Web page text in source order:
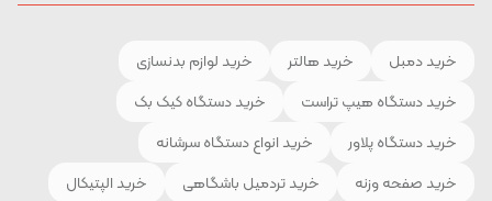
خرید دمبل خرید هالتر
خرید لوازم بدنسازی
خرید دستگاه هیپ تراست
خرید دستگاه کیک بک
خرید دستگاه پلاور
خرید انواع دستگاه سرشانه
خرید صفحه وزنه
خرید تردمیل باشگاهی خرید الپتیکال